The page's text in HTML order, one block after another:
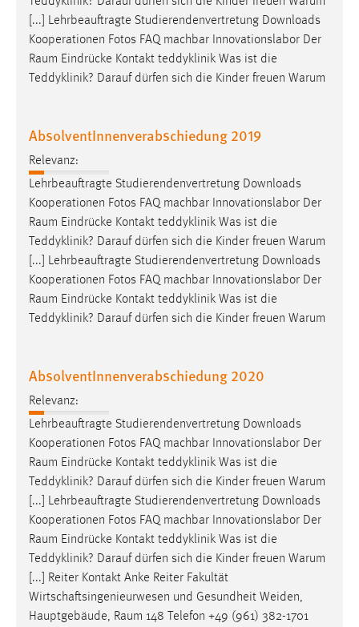
[...] Lehrbeauftragte Studierendenvertretung Downloads
Kooperationen Fotos FAQ machbar Innovationslabor Der
Raum Eindrücke Kontakt teddyklinik Was ist die
Teddyklinik? Darauf dürfen sich die Kinder freuen Warum
AbsolventInnenverabschiedung 2019
Relevanz:
Lehrbeauftragte Studierendenvertretung Downloads
Kooperationen Fotos FAQ machbar Innovationslabor Der
Raum Eindrücke Kontakt teddyklinik Was ist die
Teddyklinik? Darauf dürfen sich die Kinder freuen Warum
[...] Lehrbeauftragte Studierendenvertretung Downloads
Kooperationen Fotos FAQ machbar Innovationslabor Der
Raum Eindrücke Kontakt teddyklinik Was ist die
Teddyklinik? Darauf dürfen sich die Kinder freuen Warum
AbsolventInnenverabschiedung 2020
Relevanz:
Lehrbeauftragte Studierendenvertretung Downloads
Kooperationen Fotos FAQ machbar Innovationslabor Der
Raum Eindrücke Kontakt teddyklinik Was ist die
Teddyklinik? Darauf dürfen sich die Kinder freuen Warum
[...] Lehrbeauftragte Studierendenvertretung Downloads
Kooperationen Fotos FAQ machbar Innovationslabor Der
Raum Eindrücke Kontakt teddyklinik Was ist die
Teddyklinik? Darauf dürfen sich die Kinder freuen Warum
[...] Reiter Kontakt Anke Reiter Fakultät
Wirtschaftsingenieurwesen und Gesundheit Weiden,
Hauptgebäude, Raum 148 Telefon +49 (961) 382-1701
EXTERNE MEDIEN
Um Inhalte von Videoplattformen und Social Media
Plattformen anzeigen zu können, werden von diesen
externen Medien Cookies gesetzt.
Vimeo